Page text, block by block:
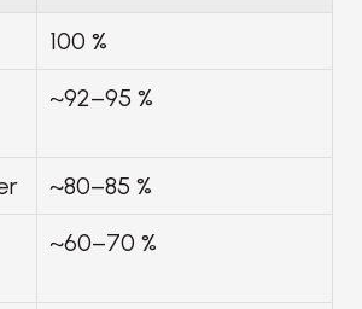
100 %
~92–95 %
~80–85 %
~60–70 %